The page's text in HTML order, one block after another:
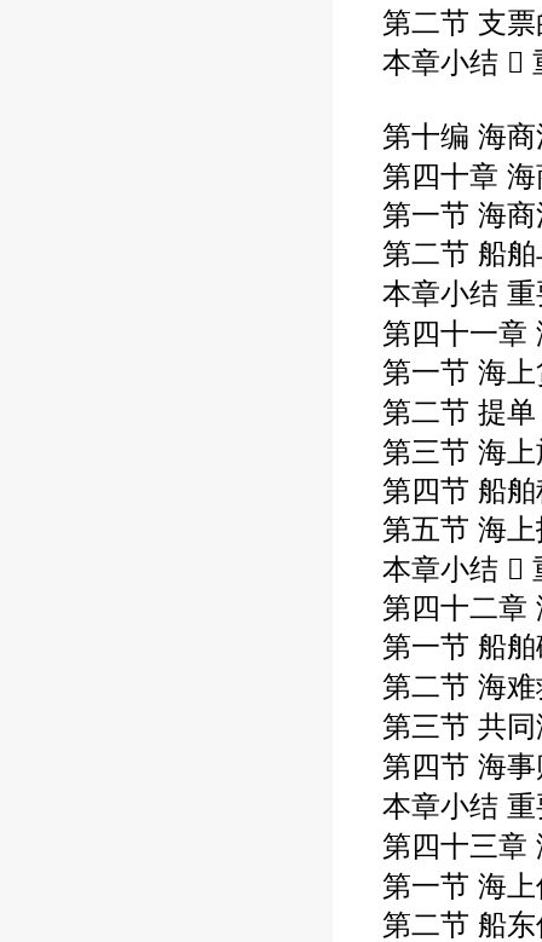
第二节 支
本章小结 
第十编 海
第四十章
第一节 海
第二节 船
本章小结
第四十一章
第一节 海
第二节 提
第三节 海
第四节 船
第五节 海
本章小结 
第四十二章
第一节 船
第二节 海
第三节 共
第四节 海
本章小结
第四十三章
第一节 海
第二节 船